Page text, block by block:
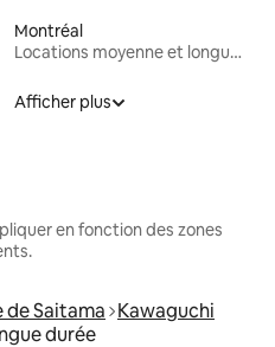
Montréal
Locations moyenne et longue durée
Afficher plus
en fonction des zones
Saitama Kawaguchi
durée